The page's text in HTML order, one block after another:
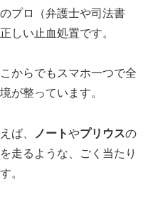
プロ（弁護士や司法書
しい止血処置です。
からでもスマホ一つで全
が整っています。
ば、 ノートやプリウスの
走るような、ごく当たり
。